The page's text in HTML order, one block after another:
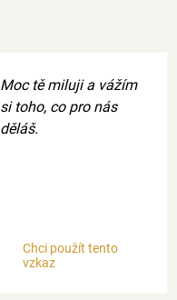
Moc tě miluji a vážím
si toho, co pro nás
děláš.
Chci použít tento
vzkaz